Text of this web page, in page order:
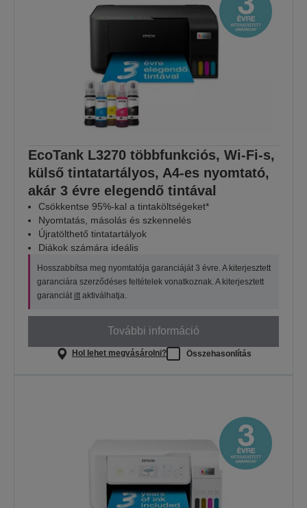
EcoTank L3270 többfunkciós, Wi-Fi-s,
külső tintatartályos, A4-es nyomtató,
akár 3 évre elegendő tintával
Csökkentse 95%-kal a tintaköltségeket*
Nyomtatás, másolás és szkennelés
Újratölthető tintatartályok
Diákok számára ideális
Hosszabbítsa meg nyomtatója garanciáját 3 évre. A kiterjesztett
garanciára szerződéses feltételek vonatkoznak. A kiterjesztett
garanciát itt aktiválhatja.
További információ
Hol lehet megvásárolni? Összehasonlítás